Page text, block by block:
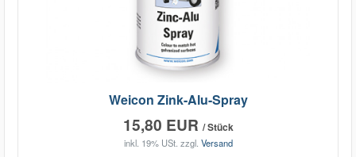
Weicon Zink-Alu-Spray
15,80 EUR / Stück
inkl. 19% USt. zzgl. Versand